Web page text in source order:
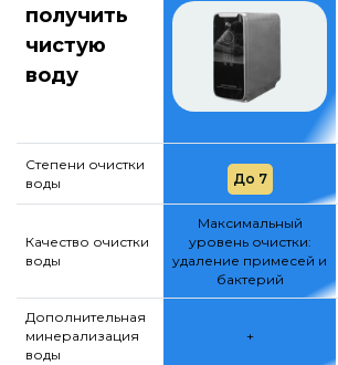
получить
чистую
воду
Степени очистки
воды
До 7
Качество очистки
воды
Максимальный
уровень очистки:
удаление примесей и
бактерий
Дополнительная
минерализация
воды
+